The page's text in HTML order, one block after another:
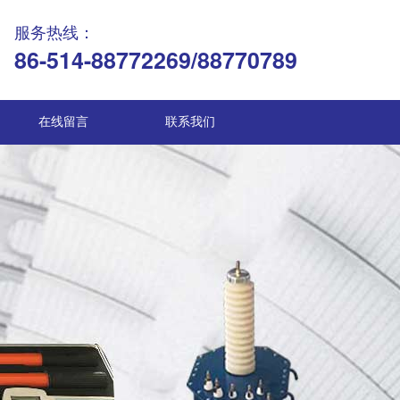
服务热线：
86-514-88772269/88770789
在线留言 联系我们